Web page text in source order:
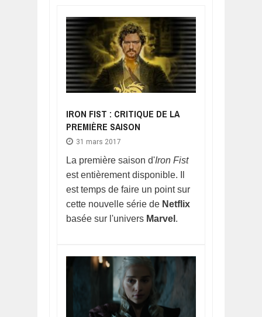
IRON FIST : CRITIQUE DE LA
PREMIÈRE SAISON
31 mars 2017
La première saison d'Iron Fist
est entièrement disponible. Il
est temps de faire un point sur
cette nouvelle série de Netflix
basée sur l'univers Marvel .